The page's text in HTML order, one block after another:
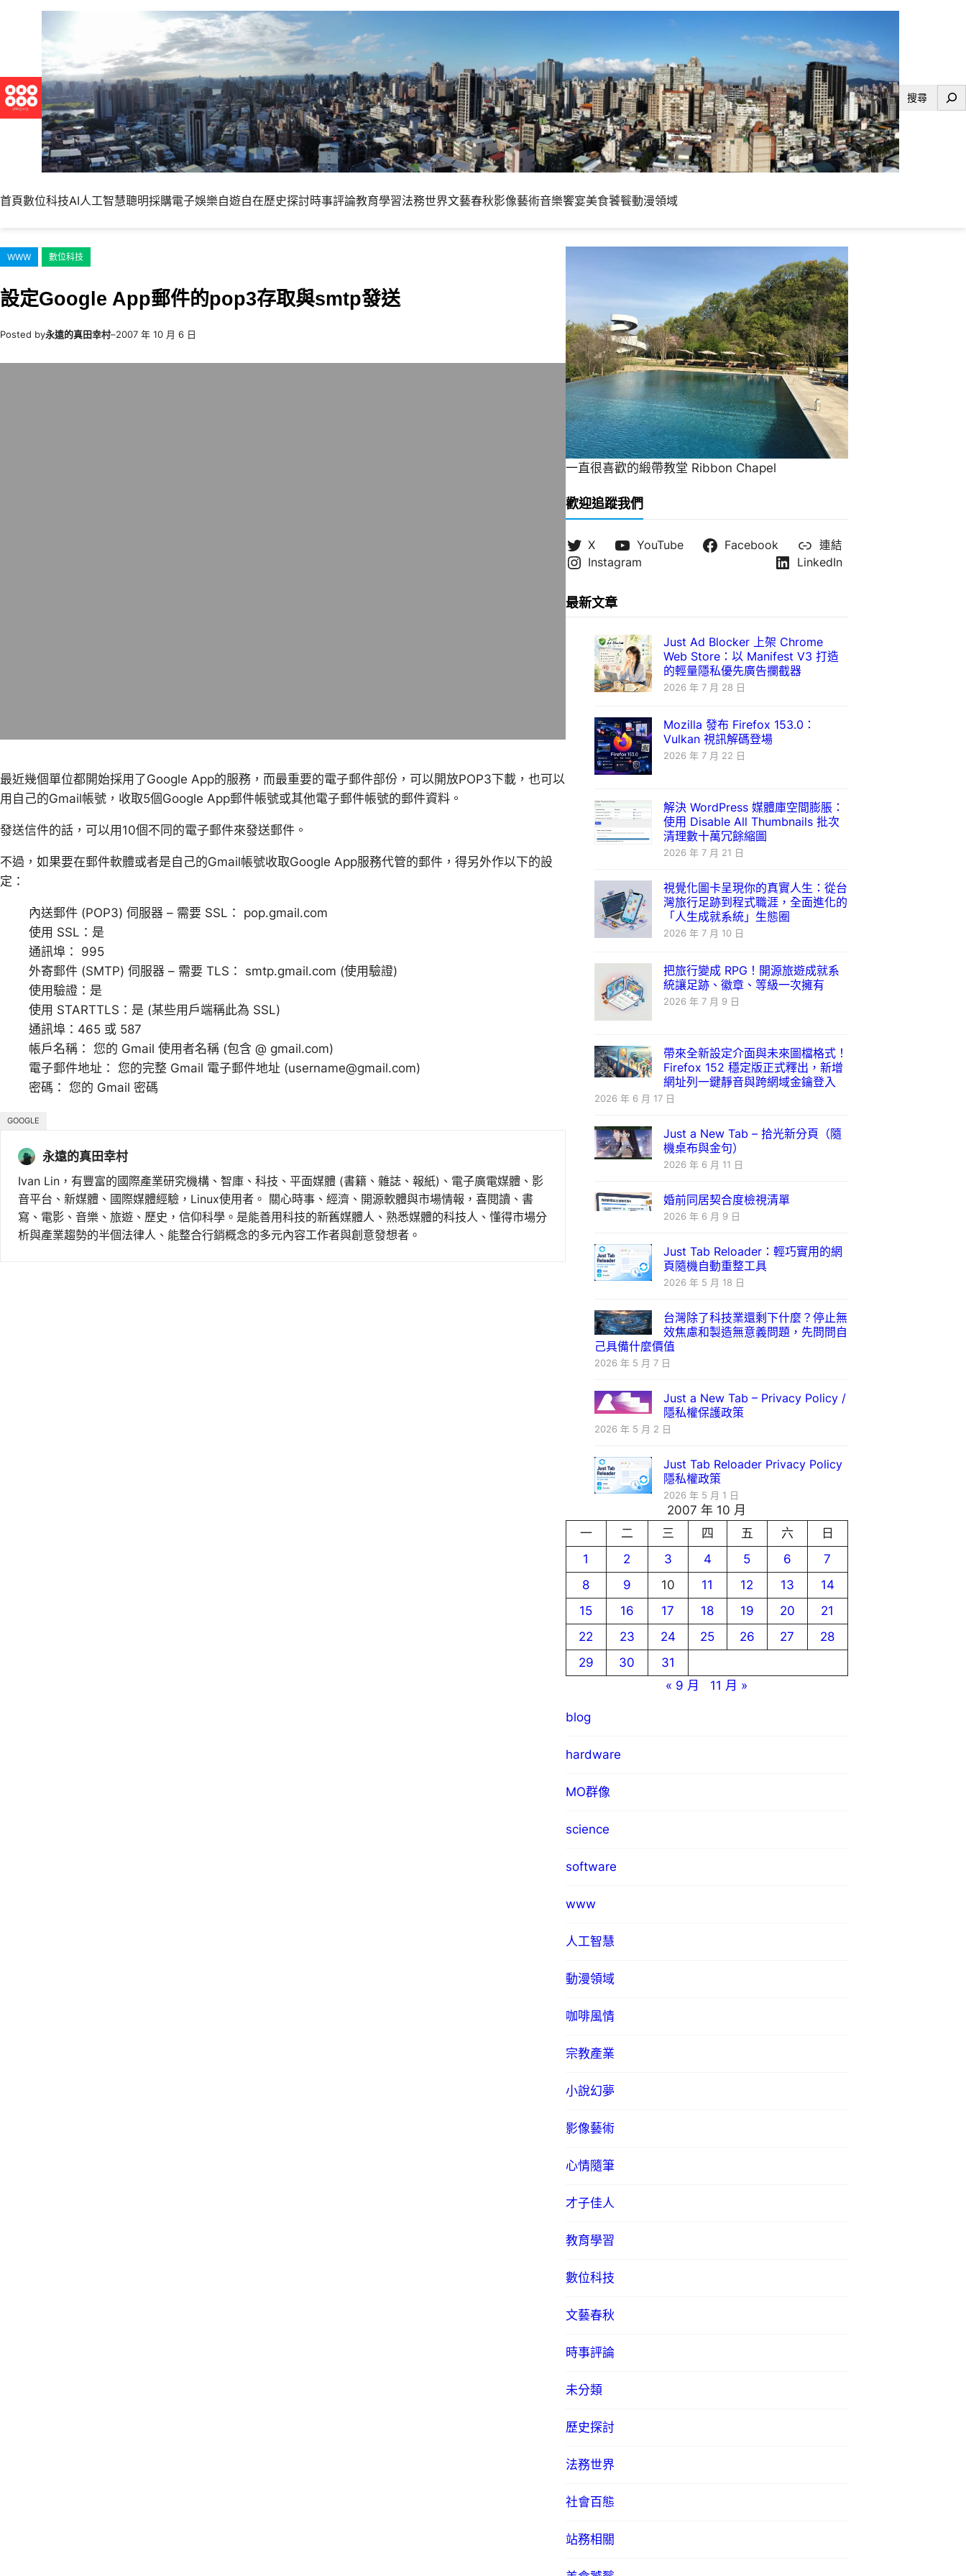
內
容
搜
首頁數位科技AI人工智慧聰明採購電子娛樂自遊自在歷史探討時事評論教育學習法務世界文藝春秋影像藝術音樂饗宴美食饕餮動漫領域
WWW 數位科技
設定Google App郵件的pop3存取與smtp發送
Posted by永遠的真田幸村–2007 年 10 月 6 日
最近幾個單位都開始採用了Google App的服務，而最重要的電子郵件部份，可以開放POP3下載，也可以
用自己的Gmail帳號，收取5個Google App郵件帳號或其他電子郵件帳號的郵件資料。
發送信件的話，可以用10個不同的電子郵件來發送郵件。
不過，如果要在郵件軟體或者是自己的Gmail帳號收取Google App服務代管的郵件，得另外作以下的設
定：
內送郵件 (POP3) 伺服器 – 需要 SSL： pop.gmail.com
使用 SSL：是
通訊埠： 995
外寄郵件 (SMTP) 伺服器 – 需要 TLS： smtp.gmail.com (使用驗證)
使用驗證：是
使用 STARTTLS：是 (某些用戶端稱此為 SSL)
通訊埠：465 或 587
帳戶名稱： 您的 Gmail 使用者名稱 (包含 @ gmail.com)
電子郵件地址： 您的完整 Gmail 電子郵件地址 (username@gmail.com)
密碼： 您的 Gmail 密碼
GOOGLE
永遠的真田幸村
Ivan Lin，有豐富的國際產業研究機構、智庫、科技、平面媒體 (書籍、雜誌、報紙)、電子廣電媒體、影
音平台、新媒體、國際媒體經驗，Linux使用者。 關心時事、經濟、開源軟體與市場情報，喜閱讀、書
寫、電影、音樂、旅遊、歷史，信仰科學。是能善用科技的新舊媒體人、熟悉媒體的科技人、懂得市場分
析與產業趨勢的半個法律人、能整合行銷概念的多元內容工作者與創意發想者。
一直很喜歡的緞帶教堂 Ribbon Chapel
歡迎追蹤我們
X YouTube Facebook
連結
Instagram
LinkedIn
最新文章
Just Ad Blocker 上架 Chrome
Web Store：以 Manifest V3 打造
的輕量隱私優先廣告攔截器
2026 年 7 月 28 日
Mozilla 發布 Firefox 153.0：
Vulkan 視訊解碼登場
2026 年 7 月 22 日
解決 WordPress 媒體庫空間膨脹：
使用 Disable All Thumbnails 批次
清理數十萬冗餘縮圖
2026 年 7 月 21 日
視覺化圖卡呈現你的真實人生：從台
灣旅行足跡到程式職涯，全面進化的
「人生成就系統」生態圈
2026 年 7 月 10 日
把旅行變成 RPG！開源旅遊成就系
統讓足跡、徽章、等級一次擁有
2026 年 7 月 9 日
帶來全新設定介面與未來圖檔格式！
Firefox 152 穩定版正式釋出，新增
網址列一鍵靜音與跨網域金鑰登入
2026 年 6 月 17 日
Just a New Tab – 拾光新分頁（隨
機桌布與金句）
2026 年 6 月 11 日
婚前同居契合度檢視清單
2026 年 6 月 9 日
Just Tab Reloader：輕巧實用的網
頁隨機自動重整工具
2026 年 5 月 18 日
台灣除了科技業還剩下什麼？停止無
效焦慮和製造無意義問題，先問問自
己具備什麼價值
2026 年 5 月 7 日
Just a New Tab – Privacy Policy /
隱私權保護政策
2026 年 5 月 2 日
Just Tab Reloader Privacy Policy
隱私權政策
2026 年 5 月 1 日
2007 年 10 月
一
二 三 四 五 六
日
1
2 3 4 5 6
7
8
9 10 11 12 13
14
15
16 17 18 19 20
21
22
23 24 25 26 27
28
29
30
31
« 9 月
11 月 »
blog
hardware
MO群像
science
software
www
人工智慧
動漫領域
咖啡風情
宗教產業
小說幻夢
影像藝術
心情隨筆
才子佳人
教育學習
數位科技
文藝春秋
時事評論
未分類
歷史探討
法務世界
社會百態
站務相關